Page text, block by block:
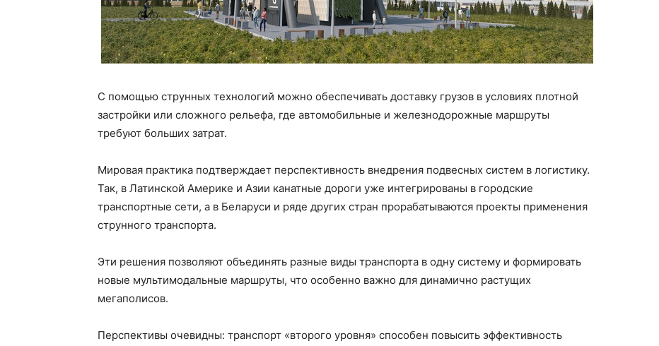
С помощью струнных технологий можно обеспечивать доставку грузов в условиях плотной
застройки или сложного рельефа, где автомобильные и железнодорожные маршруты
требуют больших затрат.
Мировая практика подтверждает перспективность внедрения подвесных систем в логистику.
Так, в Латинской Америке и Азии канатные дороги уже интегрированы в городские
транспортные сети, а в Беларуси и ряде других стран прорабатываются проекты применения
струнного транспорта.
Эти решения позволяют объединять разные виды транспорта в одну систему и формировать
новые мультимодальные маршруты, что особенно важно для динамично растущих
мегаполисов.
Перспективы очевидны: транспорт «второго уровня» способен повысить эффективность